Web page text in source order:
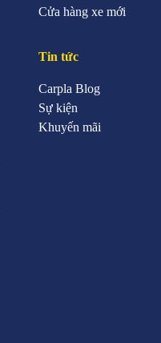
Cửa hàng xe mới
Tin tức
Carpla Blog
Sự kiện
Khuyến mãi